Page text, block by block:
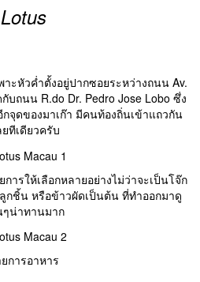
Lotus
ะหัวค่ำตั้งอยู่ปากซอยระหว่างถนน Av.
บถนน R.do Dr. Pedro Jose Lobo ซึ่ง
จุดของมาเก๊า มีคนท้องถิ่นเข้าแถวกัน
ทีเดียวครับ
ารให้เลือกหลายอย่างไม่ว่าจะเป็นโจ๊ก
กชิ้น หรือข้าวผัดเป็นต้น ที่ทำออกมาดู
ๆน่าทานมาก
การอาหาร